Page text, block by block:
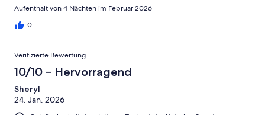
Aufenthalt von 4 Nächten im Februar 2026
0
Verifizierte Bewertung
10/10 – Hervorragend
Sheryl
24. Jan. 2026